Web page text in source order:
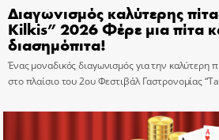
Διαγωνισμός καλύτερης
Kilkis” 2026 Φέρε μια πίτα
διασημόπιτα!
Ένας μοναδικός διαγωνισμός για την καλύτερη
στο πλαίσιο του 2ου Φεστιβάλ Γαστρονομίας